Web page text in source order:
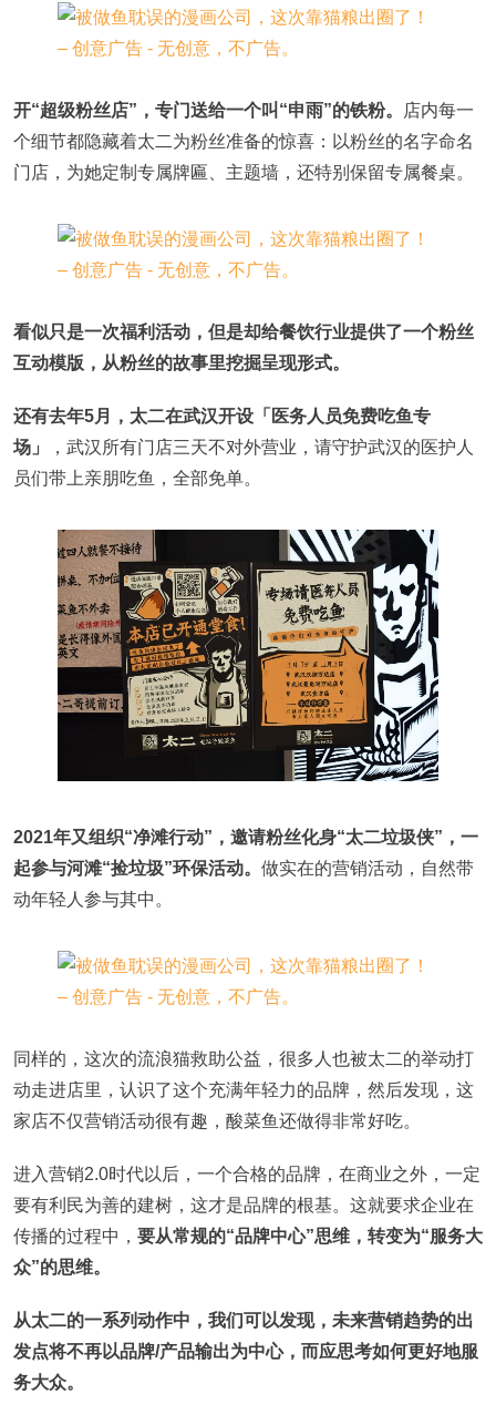
开“超级粉丝店”，专门送给一个叫“申雨”的铁粉。
店内每一
个细节都隐藏着太二为粉丝准备的惊喜：以粉丝的名字命名
门店，为她定制专属牌匾、主题墙，还特别保留专属餐桌。
看似只是一次福利活动，但是却给餐饮行业提供了一个粉丝
互动模版，从粉丝的故事里挖掘呈现形式。
还有去年5月，太二在武汉开设「医务人员免费吃鱼专
场 」
，武汉所有门店三天不对外营业，请守护武汉的医护人
员们带上亲朋吃鱼，全部免单。
2021年又组织“净滩行动”，邀请粉丝化身“太二垃圾侠”，一
起参与河滩“捡垃圾”环保活动。 做实在的营销活动，自然带
动年轻人参与其中。
同样的，这次的流浪猫救助公益，很多人也被太二的举动打
动走进店里，认识了这个充满年轻力的品牌，然后发现，这
家店不仅营销活动很有趣，酸菜鱼还做得非常好吃。
进入营销2.0时代以后，一个合格的品牌，在商业之外，一定
要有利民为善的建树，这才是品牌的根基。这就要求企业在
传播的过程中， 要从常规的“品牌中心”思维，转变为“服务大
众”的思维。
从太二的一系列动作中，我们可以发现，未来营销趋势的出
发点将不再以品牌/产品输出为中心，而应思考如何更好地服
务大众。